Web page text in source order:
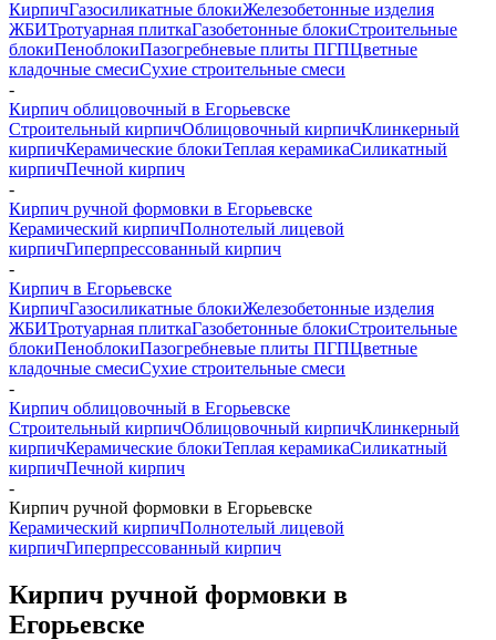
КирпичГазосиликатные блокиЖелезобетонные изделия
ЖБИТротуарная плиткаГазобетонные блокиСтроительные
блокиПеноблокиПазогребневые плиты ПГПЦветные
кладочные смесиСухие строительные смеси
-
Кирпич облицовочный в Егорьевске
Строительный кирпичОблицовочный кирпичКлинкерный
кирпичКерамические блокиТеплая керамикаСиликатный
кирпичПечной кирпич
-
Кирпич ручной формовки в Егорьевске
Керамический кирпичПолнотелый лицевой
кирпичГиперпрессованный кирпич
-
Кирпич в Егорьевске
КирпичГазосиликатные блокиЖелезобетонные изделия
ЖБИТротуарная плиткаГазобетонные блокиСтроительные
блокиПеноблокиПазогребневые плиты ПГПЦветные
кладочные смесиСухие строительные смеси
-
Кирпич облицовочный в Егорьевске
Строительный кирпичОблицовочный кирпичКлинкерный
кирпичКерамические блокиТеплая керамикаСиликатный
кирпичПечной кирпич
-
Кирпич ручной формовки в Егорьевске
Керамический кирпичПолнотелый лицевой
кирпичГиперпрессованный кирпич
Кирпич ручной формовки в
Егорьевске